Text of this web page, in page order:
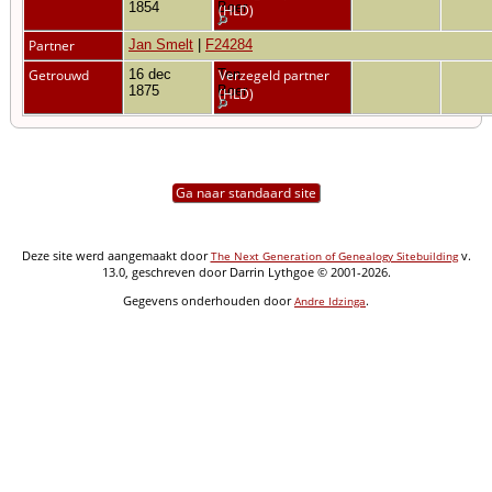
1854
Boer
(HLD)
Partner
Jan Smelt F24284
Getrouwd
16 dec
1875
Ten
Boer
Verzegeld partner
(HLD)
Ga naar standaard site
Deze site werd aangemaakt doorThe Next Generation of Genealogy Sitebuildingv.
13.0, geschreven door Darrin Lythgoe © 2001-2026.
Gegevens onderhouden doorAndre Idzinga.